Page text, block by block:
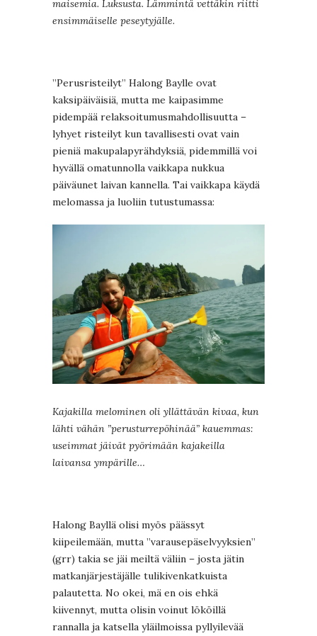
maisemia. Luksusta. Lämmintä vettäkin riitti
ensimmäiselle peseytyjälle.
”Perusristeilyt” Halong Baylle ovat
kaksipäiväisiä, mutta me kaipasimme
pidempää relaksoitumusmahdollisuutta –
lyhyet risteilyt kun tavallisesti ovat vain
pieniä makupalapyrähdyksiä, pidemmillä voi
hyvällä omatunnolla vaikkapa nukkua
päiväunet laivan kannella. Tai vaikkapa käydä
melomassa ja luoliin tutustumassa:
Kajakilla melominen oli yllättävän kivaa, kun
lähti vähän ”perusturrepöhinää” kauemmas:
useimmat jäivät pyörimään kajakeilla
laivansa ympärille…
Halong Bayllä olisi myös päässyt
kiipeilemään, mutta ”varausepäselvyyksien”
(grr) takia se jäi meiltä väliin – josta jätin
matkanjärjestäjälle tulikivenkatkuista
palautetta. No okei, mä en ois ehkä
kiivennyt, mutta olisin voinut lököillä
rannalla ja katsella yläilmoissa pyllyilevää